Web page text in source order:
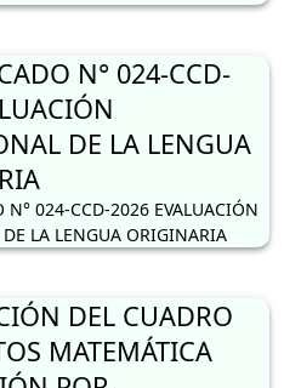
N° 024-CCD-
DE LA LENGUA
N° 024-CCD-2026 EVALUACIÓN
DE LA LENGUA ORIGINARIA
DEL CUADRO
MATEMÁTICA